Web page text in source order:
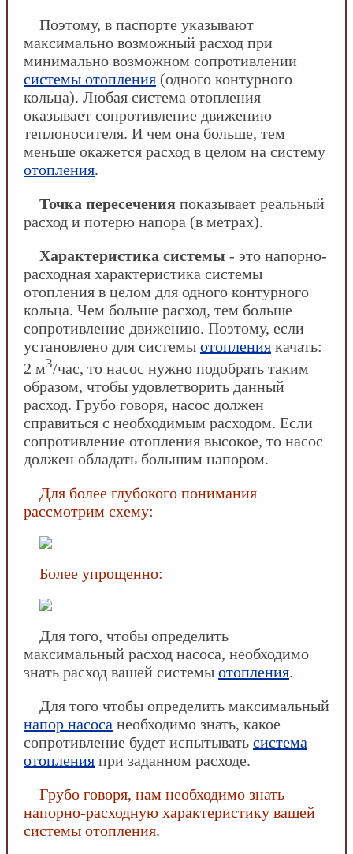
Поэтому, в паспорте указывают
максимально возможный расход при
минимально возможном сопротивлении
системы отопления (одного контурного
кольца). Любая система отопления
оказывает сопротивление движению
теплоносителя. И чем она больше, тем
меньше окажется расход в целом на систему
отопления.
Точка пересечения показывает реальный
расход и потерю напора (в метрах).
Характеристика системы - это напорно-
расходная характеристика системы
отопления в целом для одного контурного
кольца. Чем больше расход, тем больше
сопротивление движению. Поэтому, если
установлено для системы отопления качать:
2 м3/час, то насос нужно подобрать таким
образом, чтобы удовлетворить данный
расход. Грубо говоря, насос должен
справиться с необходимым расходом. Если
сопротивление отопления высокое, то насос
должен обладать большим напором.
Для более глубокого понимания
рассмотрим схему:
Более упрощенно:
Для того, чтобы определить
максимальный расход насоса, необходимо
знать расход вашей системы отопления.
Для того чтобы определить максимальный
напор насоса необходимо знать, какое
сопротивление будет испытывать система
отопления при заданном расходе.
Грубо говоря, нам необходимо знать
напорно-расходную характеристику вашей
системы отопления.